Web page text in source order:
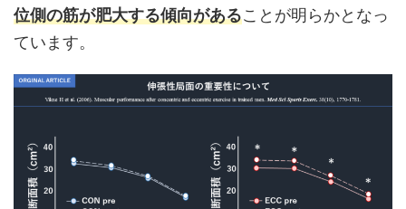
位側の筋が肥大する傾向があることが明らかとなっ
ています。